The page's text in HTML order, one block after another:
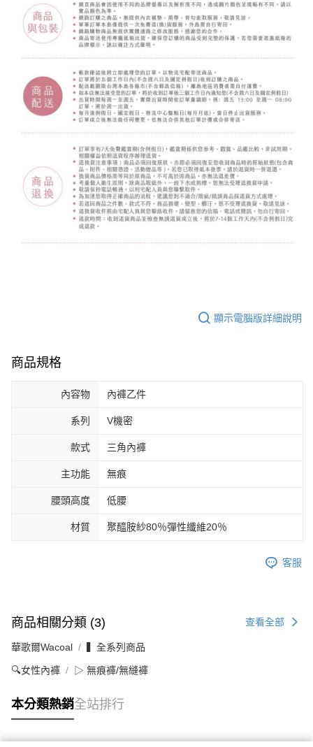
顯示電腦版詳細說明
商品規格
內容物 內褲乙件
系列 V機密
款式 三角內褲
主功能 無痕
腰頭高度 低腰
材質 聚醯胺紗80％彈性纖維20％
客服
商品相關分類 (3) 查看全部
華歌爾Wacoal ▍全系列商品
🔍女性內褲 ▷ 無痕褲/無縫褲
本分類熱銷全站排行